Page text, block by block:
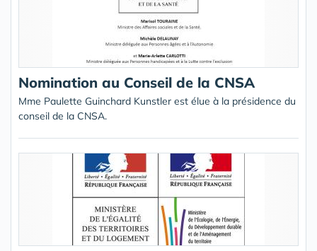
Nomination au Conseil de la CNSA
Mme Paulette Guinchard Kunstler est élue à la présidence du
conseil de la CNSA.